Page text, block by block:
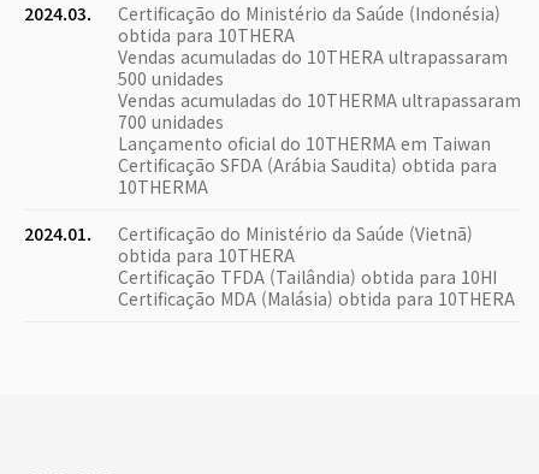
2024.03.
Certificação do Ministério da Saúde (Indonésia)
obtida para 10THERA
Vendas acumuladas do 10THERA ultrapassaram
500 unidades
Vendas acumuladas do 10THERMA ultrapassaram
700 unidades
Lançamento oficial do 10THERMA em Taiwan
Certificação SFDA (Arábia Saudita) obtida para
10THERMA
2024.01.
Certificação do Ministério da Saúde (Vietnã)
obtida para 10THERA
Certificação TFDA (Tailândia) obtida para 10HI
Certificação MDA (Malásia) obtida para 10THERA